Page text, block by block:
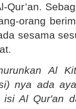
Qur’an.
orang
sesama
Al
nya ada
isi Al Qur'an